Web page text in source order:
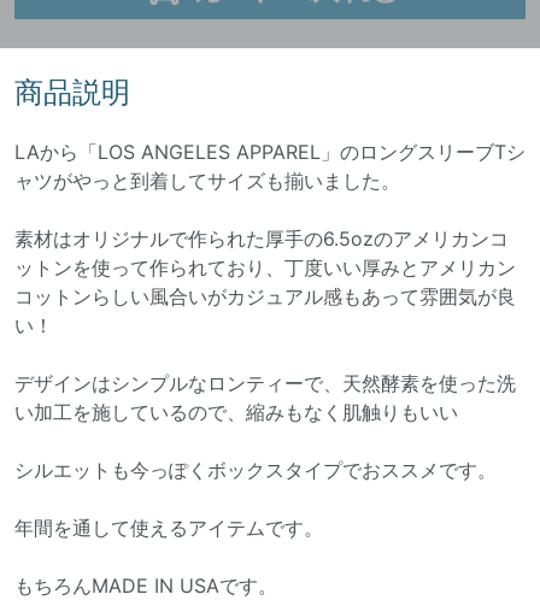
商品説明
LAから「LOS ANGELES APPAREL」のロングスリーブTシ
ャツがやっと到着してサイズも揃いました。
素材はオリジナルで作られた厚手の6.5ozのアメリカンコ
ットンを使って作られており、丁度いい厚みとアメリカン
コットンらしい風合いがカジュアル感もあって雰囲気が良
い！
デザインはシンプルなロンティーで、天然酵素を使った洗
い加工を施しているので、縮みもなく肌触りもいい
シルエットも今っぽくボックスタイプでおススメです。
年間を通して使えるアイテムです。
もちろんMADE IN USAです。